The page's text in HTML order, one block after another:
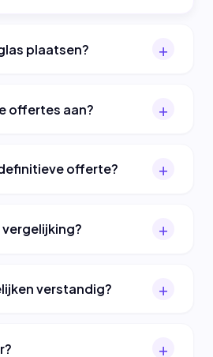
plaatsen?
offertes aan?
offerte?
vergelijking?
verstandig?